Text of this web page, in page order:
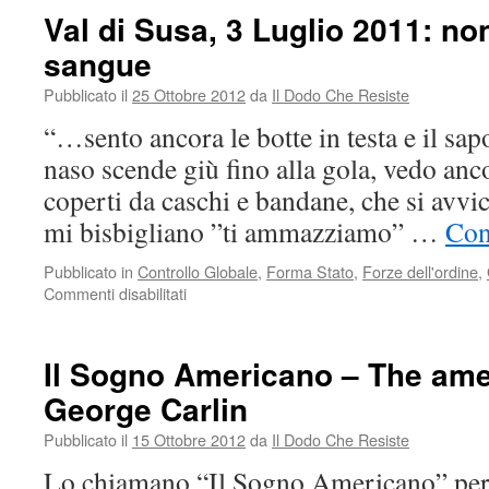
una
Val di Susa, 3 Luglio 2011:
sangue
Pubblicato il 25 Ottobre 2012da Il Dodo Che Resiste
“…sento ancora le botte in testa e il
naso scende giù fino alla gola, vedo
coperti da caschi e bandane, che si
mi bisbigliano ”ti ammazziamo” …
Pubblicato in Controllo Globale, Forma Stato, Forze dell'ordine,
Commenti disabilitatisu
3
Luglio
2011:
non
Il Sogno Americano – The
George Carlin
Pubblicato il 15 Ottobre 2012da Il Dodo Che Resiste
Lo chiamano “Il Sogno Americano”